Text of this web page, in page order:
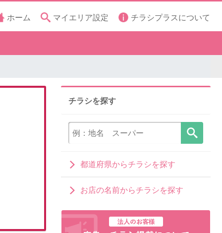
ホーム マイエリア設定 チラシプラスについて
チラシを探す
都道府県からチラシを探す
お店の名前からチラシを探す